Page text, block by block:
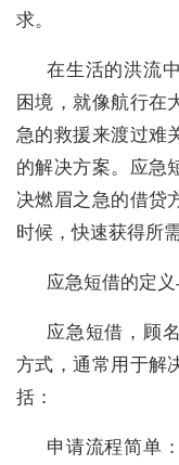
求。
在生活的洪流
困境，就像航行在
急的救援来渡过难
的解决方案。应急
决燃眉之急的借贷
时候，快速获得所
应急短借的定义
应急短借，顾
方式，通常用于解
括：
申请流程简单